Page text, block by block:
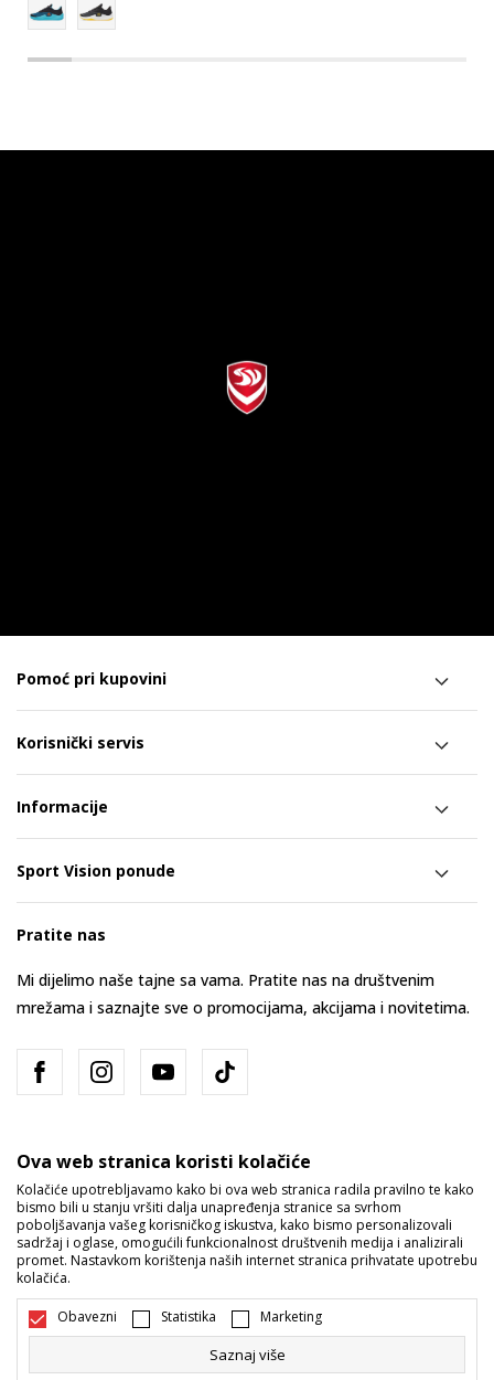
Pomoć pri kupovini
Korisnički servis
Informacije
Sport Vision ponude
Pratite nas
Mi dijelimo naše tajne sa vama. Pratite nas na društvenim
mrežama i saznajte sve o promocijama, akcijama i novitetima.
Bosna i Hercegovina Promijenite
Nastojimo da budemo što precizniji u opisu proizvoda, prikazu slika i
Ova web stranica koristi kolačiće
Kolačiće upotrebljavamo kako bi ova web stranica radila pravilno te kako
bismo bili u stanju vršiti dalja unapređenja stranice sa svrhom
poboljšavanja vašeg korisničkog iskustva, kako bismo personalizovali
sadržaj i oglase, omogućili funkcionalnost društvenih medija i analizirali
promet. Nastavkom korištenja naših internet stranica prihvatate upotrebu
kolačića.
Obavezni Statistika Marketing
Saznaj više